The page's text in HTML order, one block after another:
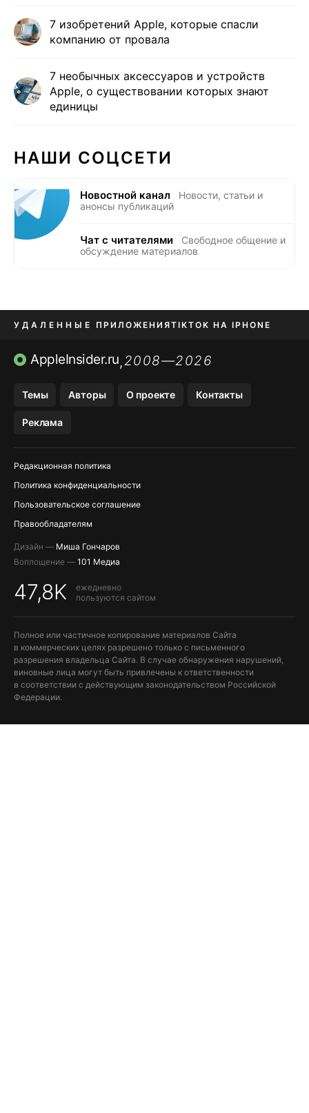
7 изобретений Apple, которые спасли
компанию от провала
7 необычных аксессуаров и устройств
Apple, о существовании которых знают
единицы
НАШИ СОЦСЕТИ
Новостной канал
Новости, статьи и
анонсы публикаций
Чат с читателями
Свободное общение и
обсуждение материалов
УДАЛЕННЫЕ ПРИЛОЖЕНИЯTIKTOK НА IPHONE
ПРИЛОЖЕНИЯ БЕЗ APP STORE
AppleInsider.ru,2008—2026
Темы Авторы О проекте Контакты
Реклама
Редакционная политика
Политика конфиденциальности
Пользовательское соглашение
Правообладателям
Дизайн — Миша Гончаров
Воплощение — 101 Медиа
47,8K
ежедневно
пользуются сайтом
Полное или частичное копирование материалов Сайта
в коммерческих целях разрешено только с письменного
разрешения владельца Сайта. В случае обнаружения нарушений,
виновные лица могут быть привлечены к ответственности
в соответствии с действующим законодательством Российской
Федерации.